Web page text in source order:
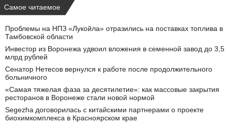
Самое читаемое
Проблемы на НПЗ «Лукойла» отразились на поставках топлива в
Тамбовской области
Инвестор из Воронежа удвоил вложения в семенной завод до 3,5
млрд рублей
Сенатор Нетесов вернулся к работе после продолжительного
больничного
«Самая тяжелая фаза за десятилетие»: как массовые закрытия
ресторанов в Воронеже стали новой нормой
Segezha договорилась с китайскими партнерами о проекте
биохимкомплекса в Красноярском крае